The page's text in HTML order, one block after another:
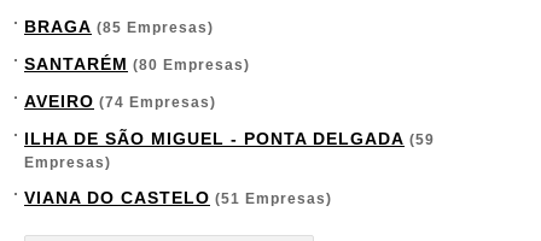
BRAGA (85 Empresas)
SANTARÉM (80 Empresas)
AVEIRO (74 Empresas)
ILHA DE SÃO MIGUEL - PONTA DELGADA (59
Empresas)
VIANA DO CASTELO (51 Empresas)